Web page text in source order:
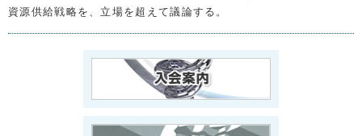
資源供給戦略を、立場を超えて議論する。